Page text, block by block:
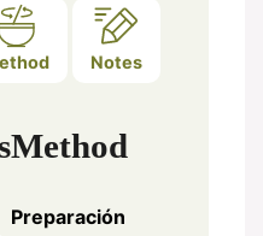
Notes
Method
Preparación